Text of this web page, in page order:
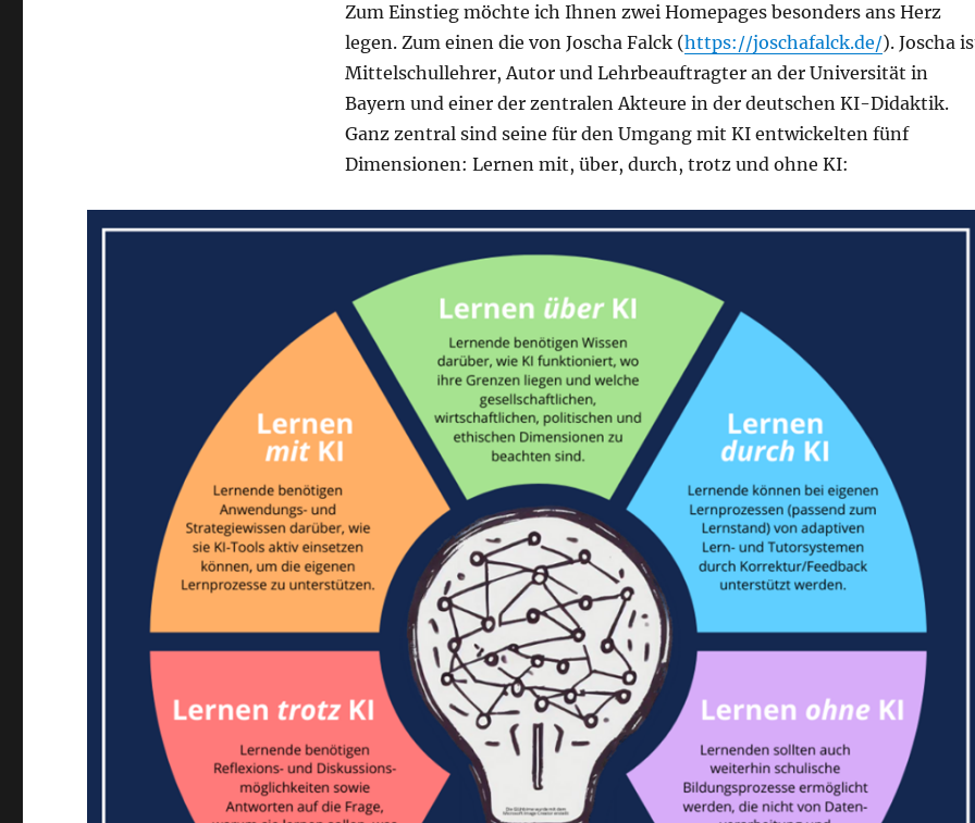
Zum Einstieg möchte ich Ihnen zwei Homepages besonders ans Herz
legen. Zum einen die von Joscha Falck (https://joschafalck.de/). Joscha
Mittelschullehrer, Autor und Lehrbeauftragter an der Universität in
Bayern und einer der zentralen Akteure in der deutschen KI-Didaktik.
Ganz zentral sind seine für den Umgang mit KI entwickelten fünf
Dimensionen: Lernen mit, über, durch, trotz und ohne KI: